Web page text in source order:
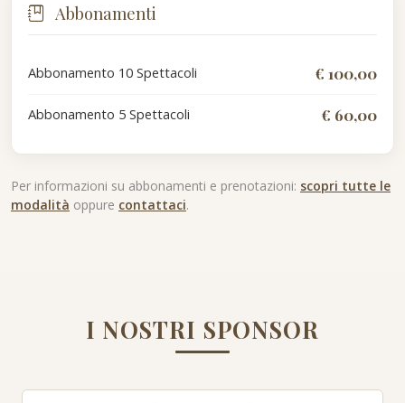
Abbonamenti
Abbonamento 10 Spettacoli € 100,00
Abbonamento 5 Spettacoli € 60,00
Per informazioni su abbonamenti e prenotazioni: scopri tutte le
modalità oppure contattaci.
I NOSTRI SPONSOR